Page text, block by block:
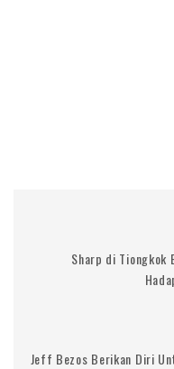
Sharp di Tiongkok
Jeff Bezos Berikan Diri